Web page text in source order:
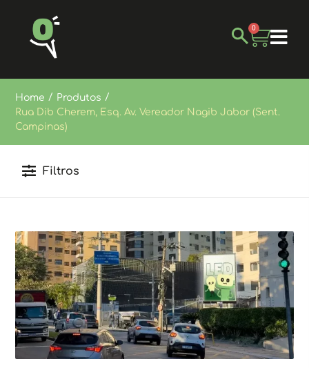
0
Home / Produtos /
Rua Dib Cherem, Esq. Av. Vereador Nagib Jabor (Sent.
Campinas)
Filtros